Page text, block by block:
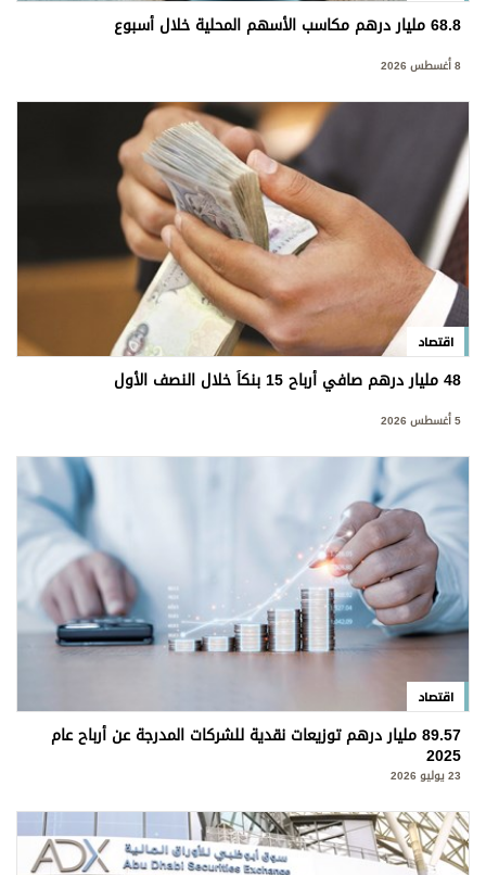
68.8 مليار درهم مكاسب الأسهم المحلية خلال أسبوع
8 أغسطس 2026
اقتصاد
48 مليار درهم صافي أرباح 15 بنكاً خلال النصف الأول
5 أغسطس 2026
اقتصاد
89.57 مليار درهم توزيعات نقدية للشركات المدرجة عن أرباح عام
2025
23 يوليو 2026